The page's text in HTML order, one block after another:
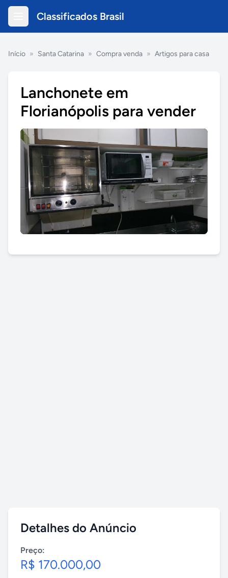
Classificados Brasil
Início » Santa Catarina » Compra venda » Artigos para casa
Lanchonete em
Florianópolis para vender
Detalhes do Anúncio
Preço:
R$ 170.000,00